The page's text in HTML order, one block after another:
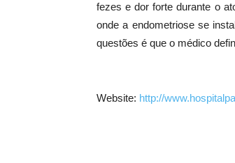
fezes e dor forte durante o
onde a endometriose se
questões é que o médico
Website: http://